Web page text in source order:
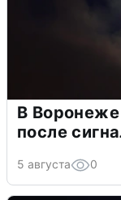
В
после
5 августа 0